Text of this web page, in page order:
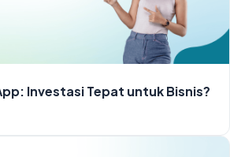
Investasi Tepat untuk Bisnis?